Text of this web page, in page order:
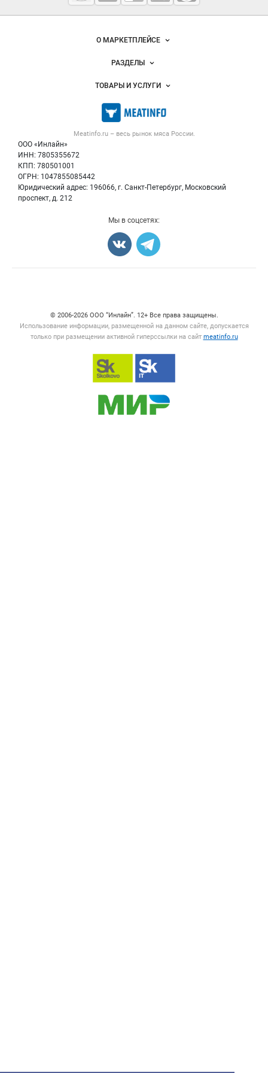
мясопродукты
Важные разделы и контакты
Meatinfo.ru – весь рынок мясаРоссии.
ООО «Инлайн»
ИНН: 7805355672
КПП: 780501001
ОГРН: 1047855085442
Юридический адрес: 196066, г. Санкт-Петербург, Московский
проспект, д. 212
Навигация по сайтуО МАРКЕТПЛЕЙСЕ
Новости Meatinfo.ru
Размещение рекламы
Публичная оферта
Контактная информация
Политика обработки персональных данных
РАЗДЕЛЫ
Объявления
Новости рынка
Вакансии
ТОВАРЫ И УСЛУГИ
Мясо, мясопродукты
Скот в живом весе
Колбасы, сосиски, деликатесы
Мы в соцсетях:
© 2006‑2026 ООО “Инлайн”. 12+ Все права защищены.
Использование информации, размещенной на данном сайте, допускается
только при размещении активной гиперссылки на сайт meatinfo.ru